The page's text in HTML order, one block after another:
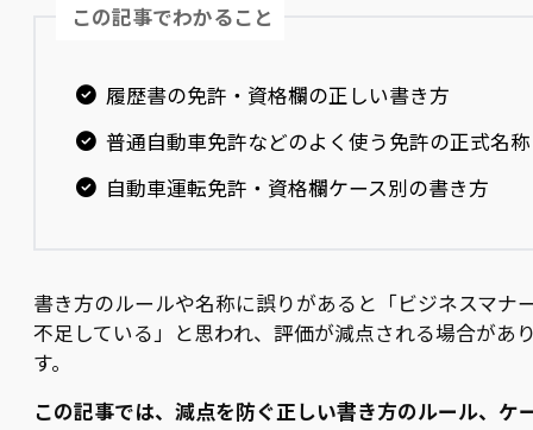
この記事でわかること
履歴書の免許・資格欄の正しい書き方
普通自動車免許などのよく使う免許の正式名称
自動車運転免許・資格欄ケース別の書き方
書き方のルールや名称に誤りがあると「ビジネスマナ
不足している」と思われ、評価が減点される場合があ
す。
この記事では、減点を防ぐ正しい書き方のルール、ケ